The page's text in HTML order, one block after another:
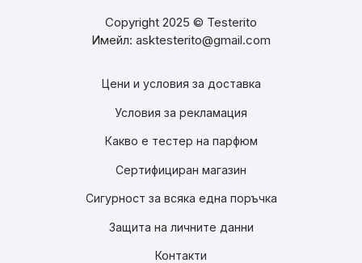
Copyright 2025 © Testerito
Имейл: asktesterito@gmail.com
Цени и условия за доставка
Условия за рекламация
Какво е тестер на парфюм
Сертифициран магазин
Сигурност за всяка една поръчка
Защита на личните данни
Контакти